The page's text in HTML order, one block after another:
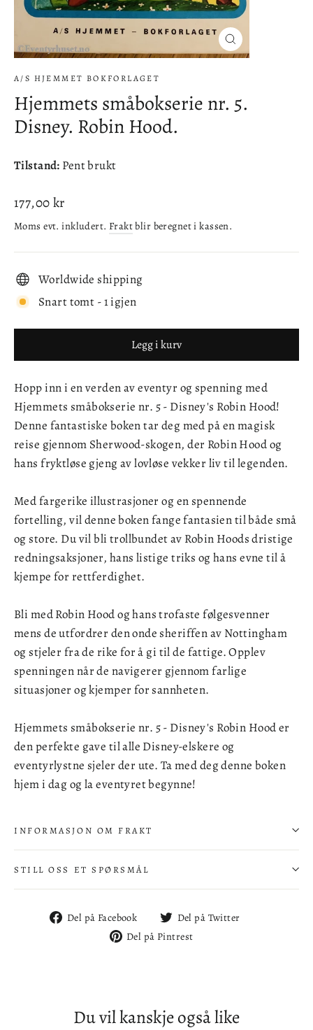
Lukke
(esc)
A/S HJEMMET BOKFORLAGET
Hjemmets småbokserie nr. 5.
Disney. Robin Hood.
Tilstand: Pent brukt
Ordinær
pris
177,00 kr
Moms evt. inkludert. Fraktblir beregnet i kassen.
Worldwide shipping
Snart tomt - 1 igjen
Legg i kurv
Hopp inn i en verden av eventyr og spenning med
Hjemmets småbokserie nr. 5 - Disney's Robin Hood!
Denne fantastiske boken tar deg med på en magisk
reise gjennom Sherwood-skogen, der Robin Hood og
hans fryktløse gjeng av lovløse vekker liv til legenden.
Med fargerike illustrasjoner og en spennende
fortelling, vil denne boken fange fantasien til både små
og store. Du vil bli trollbundet av Robin Hoods dristige
redningsaksjoner, hans listige triks og hans evne til å
kjempe for rettferdighet.
Bli med Robin Hood og hans trofaste følgesvenner
mens de utfordrer den onde sheriffen av Nottingham
og stjeler fra de rike for å gi til de fattige. Opplev
spenningen når de navigerer gjennom farlige
situasjoner og kjemper for sannheten.
Hjemmets småbokserie nr. 5 - Disney's Robin Hood er
den perfekte gave til alle Disney-elskere og
eventyrlystne sjeler der ute. Ta med deg denne boken
hjem i dag og la eventyret begynne!
INFORMASJON OM FRAKT
STILL OSS ET SPØRSMÅL
Del på Facebook
Del
på
Del på Twitter
Del på Pintrest
Du vil kanskje også like